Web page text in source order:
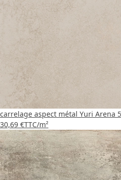
carrelage aspect métal Yuri Arena
30,69 €TTC/m²